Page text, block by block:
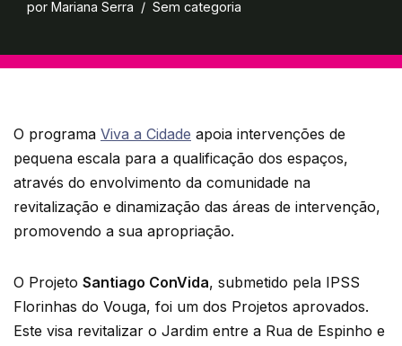
por Mariana Serra Sem categoria
O programa Viva a Cidade apoia intervenções de
pequena escala para a qualificação dos espaços,
através do envolvimento da comunidade na
revitalização e dinamização das áreas de intervenção,
promovendo a sua apropriação.
O Projeto Santiago ConVida, submetido pela IPSS
Florinhas do Vouga, foi um dos Projetos aprovados.
Este visa revitalizar o Jardim entre a Rua de Espinho e